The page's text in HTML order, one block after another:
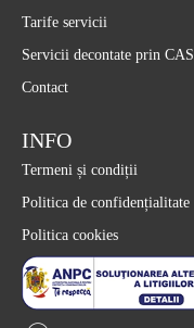
Tarife servicii
Servicii decontate prin CAS
Contact
INFO
Termeni și condiții
Politica de confidențialitate
Politica cookies